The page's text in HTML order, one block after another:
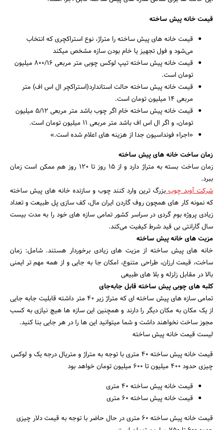
قیمت خانه پیش ساخته
قیمت خانه های پیش ساخته را متراژ، نوع استراکچری که انتخاب
می‌شود و فول تجهیز یا خام بودن سازه مشخص میکند
قیمت خانه پیش ساخته تیپ لوکس چوبی متر مربعی 800/16 میلیون
تومان است.
قیمت خانه پیش ساخته حالت استاندارد(استراکچر ال اس اف) متر
مربعی 14 میلیون تومان است.
قیمت خانه پیش ساخته خام اگر چوب باشد متر مربعی 5/12 میلیون
تومان، و اگر ال اس اف باشد متر مربعی 11 میلیون تومان است.
«اجراء فونداسیون جدا از هزینه های اعلام شده است.»
زمان ساخت خانه های پیش ساخته
زمان ساخت بسته به متراژ دارد و از 15 روز تا 120 روز هم ممکن است زمان
ببرد.
شرکت آوید چوببزرگ ترین وارد کنند چوب و سازنده خانه های پیش ساخته
که نمونه کار های همچون روف گاردن ایران مال، کف سازی پل طبیعت و تعداد
زیادی پروژه بوم گردی در سراسر کشور تمامی سازه های خود را به مدت بیست
سال گارانتی بی قید شرط کیفیت می‌کند.
مزیت های خانه پیش ساخته
خانه های پیش ساخته از مزیت های زیادی برخوردار هستند. شامل: زمان
ساخت، قیمت ارزان، طراحی متنوع، امکان جا به جایی و از همه مهم تر ایمنی
بالا در مقابل زلزله و بلا های طبیعی
کلبه های چوبی پیش ساخته قابل جابه‌جای
تمامی سازه های پیش ساخته ای که متراژ زیر 40 متر داشته قابلیت جابه جایی
از یک مکان به مکان دیگر را دارند و همچنین این سازه ها هیچ نیازی به کسب
مجوز ساخت نخواهند داشت و شما میتوانید این ها را در هر جایی بنا کنید.
لیست قیمت خانه پیش ساخته
قیمت خانه پیش ساخته 40 متری با توجه به متراژ و متریال درجه یک و لوکس
چیزی حدود 400 میلیون تا 600 میلیون تومان خواهد بود
قیمت خانه پیش ساخته 40 متری
قیمت خانه پیش ساخته 60 متری
قیمت خانه پیش ساخته 60 متری در حال حاضر با توجه به قیمت دلار چیزی